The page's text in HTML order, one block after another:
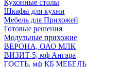
Кухонные столы
Шкафы для кухни
Мебель для Прихожей
Готовые решения
Модульные прихожие
ВЕРОНА, ОАО МЛК
ВИЗИТ-5, мф Ангара
ГОСТЬ, мф КБ МЕБЕЛЬ